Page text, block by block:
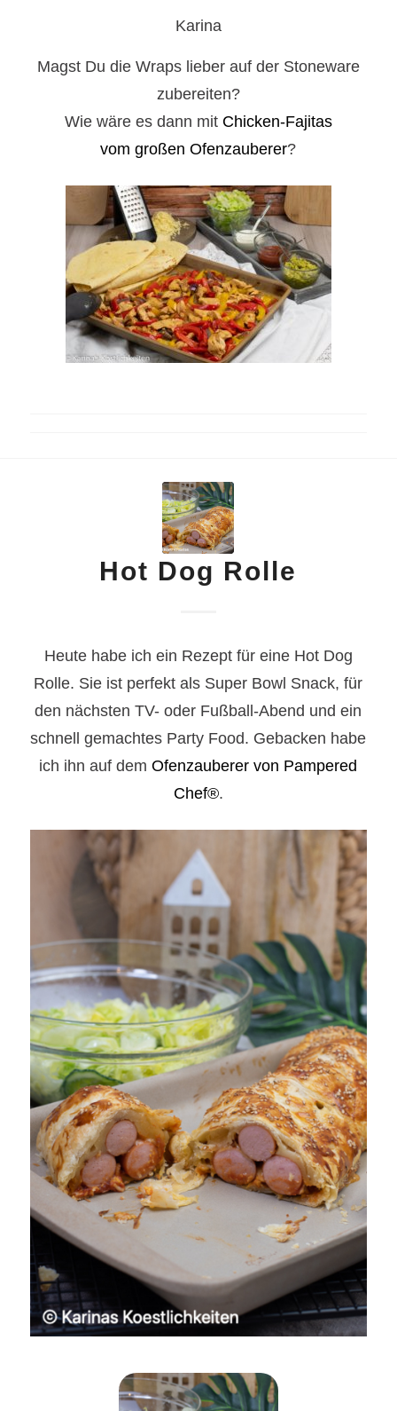
Karina
Magst Du die Wraps lieber auf der Stoneware
zubereiten?
Wie wäre es dann mit Chicken-Fajitas
vom großen Ofenzauberer?
Hot Dog Rolle
Heute habe ich ein Rezept für eine Hot Dog
Rolle. Sie ist perfekt als Super Bowl Snack, für
den nächsten TV- oder Fußball-Abend und ein
schnell gemachtes Party Food. Gebacken habe
ich ihn auf demOfenzauberer von Pampered
Chef®.